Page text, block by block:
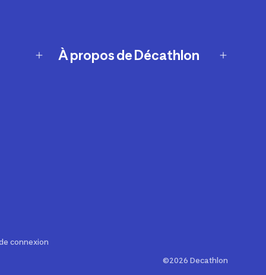
À propos de Décathlon
connexion
©2026 Decathlon